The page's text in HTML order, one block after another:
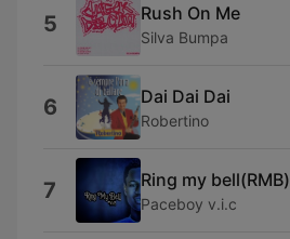
5 Rush On Me
Silva Bumpa
6 Dai Dai Dai
Robertino
7 Ring my bell(RMB)
Paceboy v.i.c